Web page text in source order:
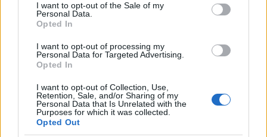
I want to opt-out of the Sale of my
Personal Data.
Opted In
I want to opt-out of processing my
Personal Data for Targeted Advertising.
Opted In
I want to opt-out of Collection, Use,
Retention, Sale, and/or Sharing of my
Personal Data that Is Unrelated with the
Purposes for which it was collected.
Opted Out
Poi il fallimento.
La domanda più ampia per il mercato è se i
problemi SVB siano esclusivi di SVB (o di un
numero limitato di banche simili) o potrebbero
estendersi al settore finanziario e ai mercati